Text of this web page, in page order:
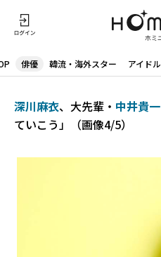
俳優 韓流・海外スター アイドル
深川麻衣、大先輩・ 中井貴一
ていこう」（画像4/5）